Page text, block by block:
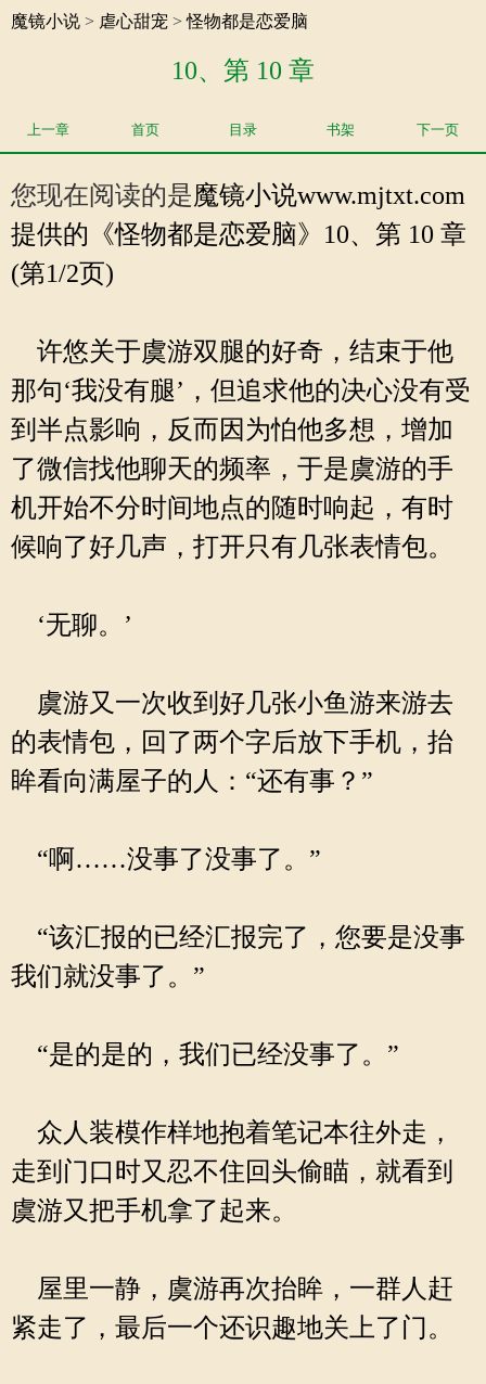
魔镜小说 > 虐心甜宠 >怪物都是恋爱脑
10、第 10 章
上一章 首页 目录 书架 下一页
您现在阅读的是魔镜小说www.mjtxt.com
提供的《怪物都是恋爱脑》10、第 10 章
(第1/2页)
许悠关于虞游双腿的好奇，结束于他
那句‘我没有腿’，但追求他的决心没有受
到半点影响，反而因为怕他多想，增加
了微信找他聊天的频率，于是虞游的手
机开始不分时间地点的随时响起，有时
候响了好几声，打开只有几张表情包。
‘无聊。’
虞游又一次收到好几张小鱼游来游去
的表情包，回了两个字后放下手机，抬
眸看向满屋子的人：“还有事？”
“啊……没事了没事了。”
“该汇报的已经汇报完了，您要是没事
我们就没事了。”
“是的是的，我们已经没事了。”
众人装模作样地抱着笔记本往外走，
走到门口时又忍不住回头偷瞄，就看到
虞游又把手机拿了起来。
屋里一静，虞游再次抬眸，一群人赶
紧走了，最后一个还识趣地关上了门。